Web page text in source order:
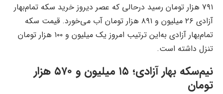
۷۹۱ هزار تومان رسید درحالی که عصر دیروز خرید سکه تمام‌بهار
آزادی ۲۶ میلیون و ۸۹۱ هزار تومان آب می‌خورد. قیمت سکه
تمام‌بهار آزادی به‌این ترتیب امروز یک میلیون و ۱۰۰ هزار تومان
تنزل داشته است.
نیم‌سکه بهار آزادی؛ ۱۵ میلیون و ۵۷۰ هزار
تومان